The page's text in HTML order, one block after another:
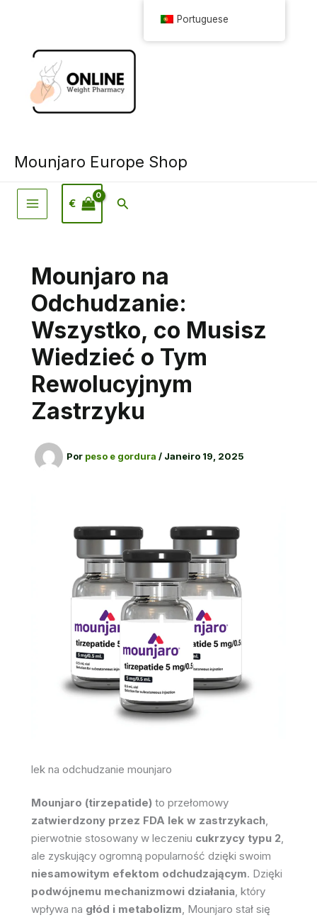
conteúdo
Mounjaro Europe Shop
€ Pesquisar
Mounjaro na
Odchudzanie:
Wszystko, co Musisz
Wiedzieć o Tym
Rewolucyjnym
Zastrzyku
Por peso e gordura / Janeiro 19, 2025
lek na odchudzanie mounjaro
Mounjaro (tirzepatide) to przełomowy
zatwierdzony przez FDA lek w zastrzykach,
pierwotnie stosowany w leczeniu cukrzycy typu 2,
ale zyskujący ogromną popularność dzięki swoim
niesamowitym efektom odchudzającym. Dzięki
podwójnemu mechanizmowi działania, który
wpływa na głód i metabolizm, Mounjaro stał się
Portuguese